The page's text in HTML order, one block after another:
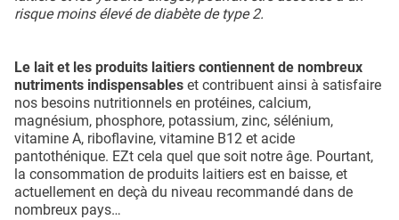
risque moins élevé de diabète de type 2.
Le lait et les produits laitiers contiennent de nombreux
nutriments indispensables et contribuent ainsi à satisfaire
nos besoins nutritionnels en protéines, calcium,
magnésium, phosphore, potassium, zinc, sélénium,
vitamine A, riboflavine, vitamine B12 et acide
pantothénique. EZt cela quel que soit notre âge. Pourtant,
la consommation de produits laitiers est en baisse, et
actuellement en deçà du niveau recommandé dans de
nombreux pays…